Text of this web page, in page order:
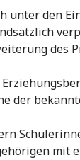
unter den
des
der
mit